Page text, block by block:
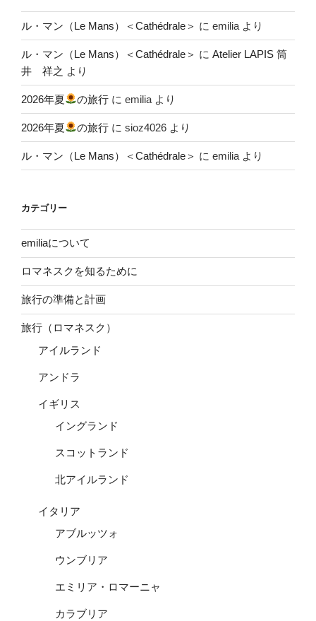
ル・マン（Le Mans）＜Cathédrale＞ に emilia より
ル・マン（Le Mans）＜Cathédrale＞ に Atelier LAPIS 筒
井 祥之 より
2026年夏 の旅行 にemilia より
2026年夏 の旅行 にsioz4026 より
ル・マン（Le Mans）＜Cathédrale＞ に emilia より
カテゴリー
emiliaについて
ロマネスクを知るために
旅行の準備と計画
旅行（ロマネスク）
アイルランド
アンドラ
イギリス
イングランド
スコットランド
北アイルランド
イタリア
アブルッツォ
ウンブリア
エミリア・ロマーニャ
カラブリア